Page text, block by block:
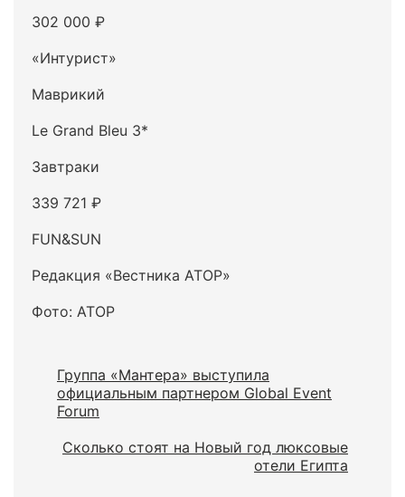
302 000 ₽
«Интурист»
Маврикий
Le Grand Bleu 3*
Завтраки
339 721 ₽
FUN&SUN
Редакция «Вестника АТОР»
Фото: АТОР
Группа «Мантера» выступила
официальным партнером Global Event
Forum
Сколько стоят на Новый год люксовые
отели Египта